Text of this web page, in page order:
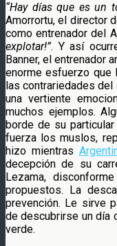
“Hay días que es un
Amorrortu, el director
como entrenador del
explotar!”. Y así
Banner, el entrenador
enorme esfuerzo que
las contrariedades
una vertiente
muchos ejemplos.
borde de su
fuerza los muslos,
hizo mientras
decepción de su
Lezama,
propuestos. La
prevención. Le sirve
de descubrirse un día
verde.